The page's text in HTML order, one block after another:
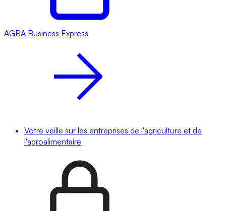
AGRA Business Express
Votre veille sur les entreprises de l'agriculture et de
l'agroalimentaire